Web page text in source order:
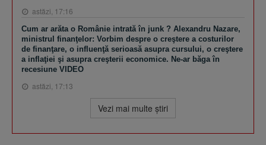
astăzi, 17:16
Cum ar arăta o Românie intrată în junk ? Alexandru Nazare,
ministrul finanţelor: Vorbim despre o creştere a costurilor
de finanţare, o influenţă serioasă asupra cursului, o creştere
a inflaţiei şi asupra creşterii economice. Ne-ar băga în
recesiune VIDEO
astăzi, 17:13
Vezi mai multe ştiri